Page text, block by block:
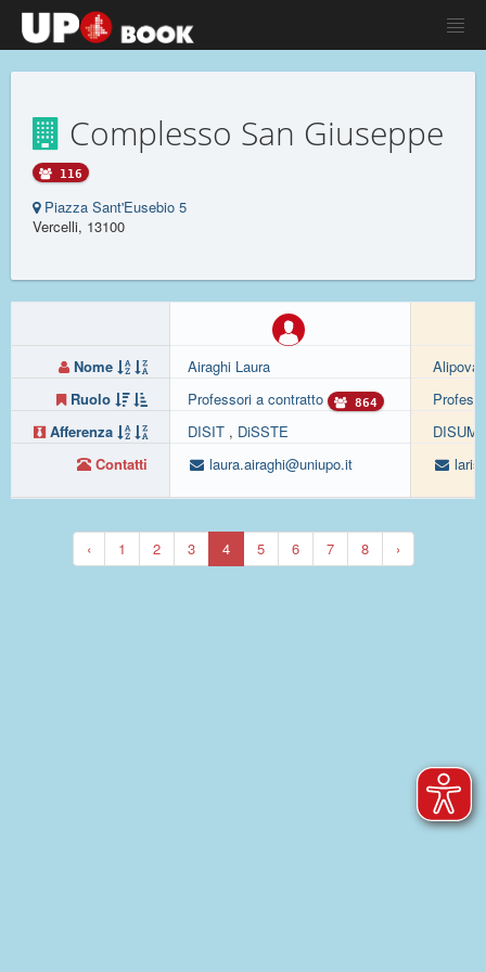
Complesso San Giuseppe
116
Piazza Sant'Eusebio 5
Vercelli, 13100
Nome
Ruolo
Afferenza
Contatti
Airaghi Laura
Professori a contratto
864
DISIT , DiSSTE
laura.airaghi@uniupo.it
Alipova
DISUM
‹ 1 2 3 4 5 6 7 8 ›